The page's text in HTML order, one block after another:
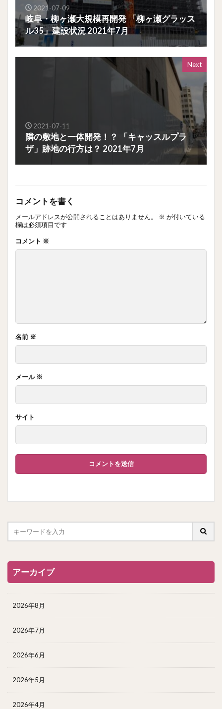
2021-07-09
岐阜・柳ヶ瀬大規模再開発 「柳ヶ瀬グラッス
ル35」建設状況 2021年7月
Next
2021-07-11
隣の敷地と一体開発！？ 「キャッスルプラ
ザ」跡地の行方は？ 2021年7月
コメントを書く
メールアドレスが公開されることはありません。 ※ が付いている
欄は必須項目です
コメント ※
名前 ※
メール ※
サイト
アーカイブ
2026年8月
2026年7月
2026年6月
2026年5月
2026年4月